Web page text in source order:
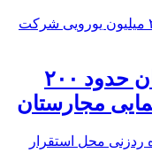
پیامدهای تجاوز به ایران؛ زیان حدود ۲۰۰
مجارستان